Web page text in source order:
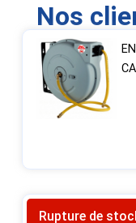
Nos
Rupture de